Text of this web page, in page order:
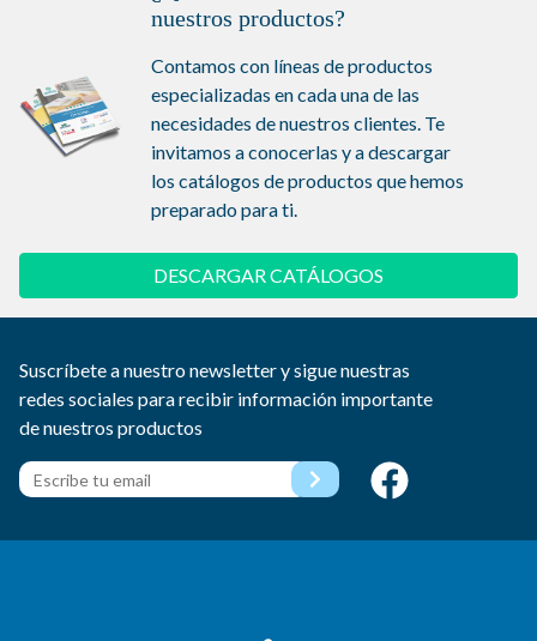
nuestros productos?
Contamos con líneas de productos
especializadas en cada una de las
necesidades de nuestros clientes. Te
invitamos a conocerlas y a descargar
los catálogos de productos que hemos
preparado para ti.
DESCARGAR CATÁLOGOS
Suscríbete a nuestro newsletter y sigue nuestras
redes sociales para recibir información importante
de nuestros productos